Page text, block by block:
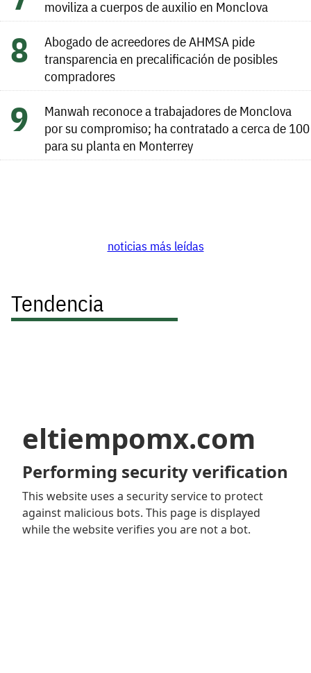
moviliza a cuerpos de auxilio en Monclova
Abogado de acreedores de AHMSA pide
transparencia en precalificación de posibles
compradores
Manwah reconoce a trabajadores de Monclova
por su compromiso; ha contratado a cerca de 100
para su planta en Monterrey
noticias más leídas
Tendencia